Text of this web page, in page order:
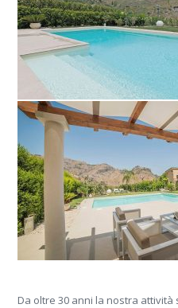
Da oltre 30 anni la nostra